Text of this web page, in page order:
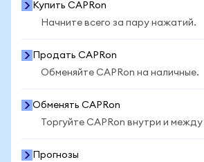
Купить CAPRon
Начните всего за пару нажатий.
Продать CAPRon
Обменяйте CAPRon на наличные.
Обменять CAPRon
Торгуйте CAPRon внутри и
Прогнозы